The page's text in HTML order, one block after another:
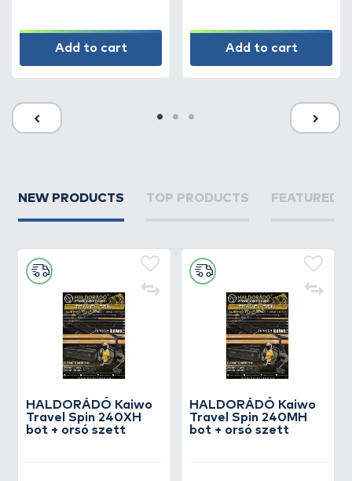
Add to cart Add to cart
NEW PRODUCTS TOP PRODUCTS FEATURED
HALDORÁDÓ Kaiwo
Travel Spin 240XH
bot + orsó szett
HALDORÁDÓ Kaiwo
Travel Spin 240MH
bot + orsó szett